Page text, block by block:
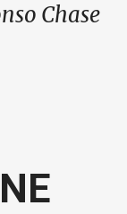
Chase